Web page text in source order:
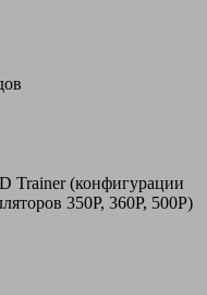
Trainer (конфигурации
350P, 360P, 500P)